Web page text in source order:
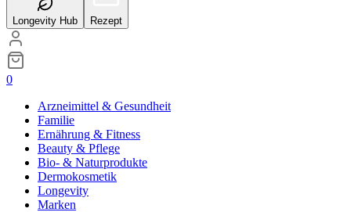
Longevity Hub Rezept
0
Arzneimittel & Gesundheit
Familie
Ernährung & Fitness
Beauty & Pflege
Bio- & Naturprodukte
Dermokosmetik
Longevity
Marken